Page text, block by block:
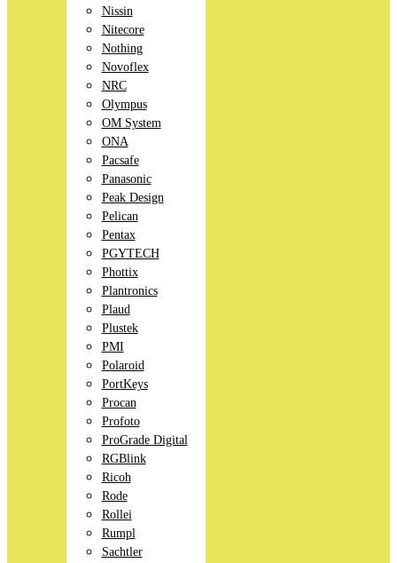
Nissin
Nitecore
Nothing
Novoflex
NRC
Olympus
OM System
ONA
Pacsafe
Panasonic
Peak Design
Pelican
Pentax
PGYTECH
Phottix
Plantronics
Plaud
Plustek
PMI
Polaroid
PortKeys
Procan
Profoto
ProGrade Digital
RGBlink
Ricoh
Rode
Rollei
Rumpl
Sachtler